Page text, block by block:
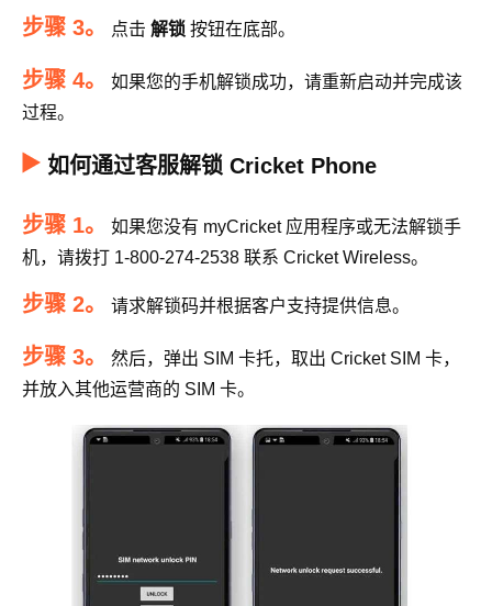
步骤 3。 点击 解锁 按钮在底部。
步骤 4。
如果您的手机解锁成功，请重新启动并完成该
过程。
如何通过客服解锁 Cricket Phone
步骤 1。
如果您没有 myCricket 应用程序或无法解锁手
机，请拨打 1-800-274-2538 联系 Cricket Wireless。
步骤 2。 请求解锁码并根据客户支持提供信息。
步骤 3。
然后，弹出 SIM 卡托，取出 Cricket SIM 卡，
并放入其他运营商的 SIM 卡。